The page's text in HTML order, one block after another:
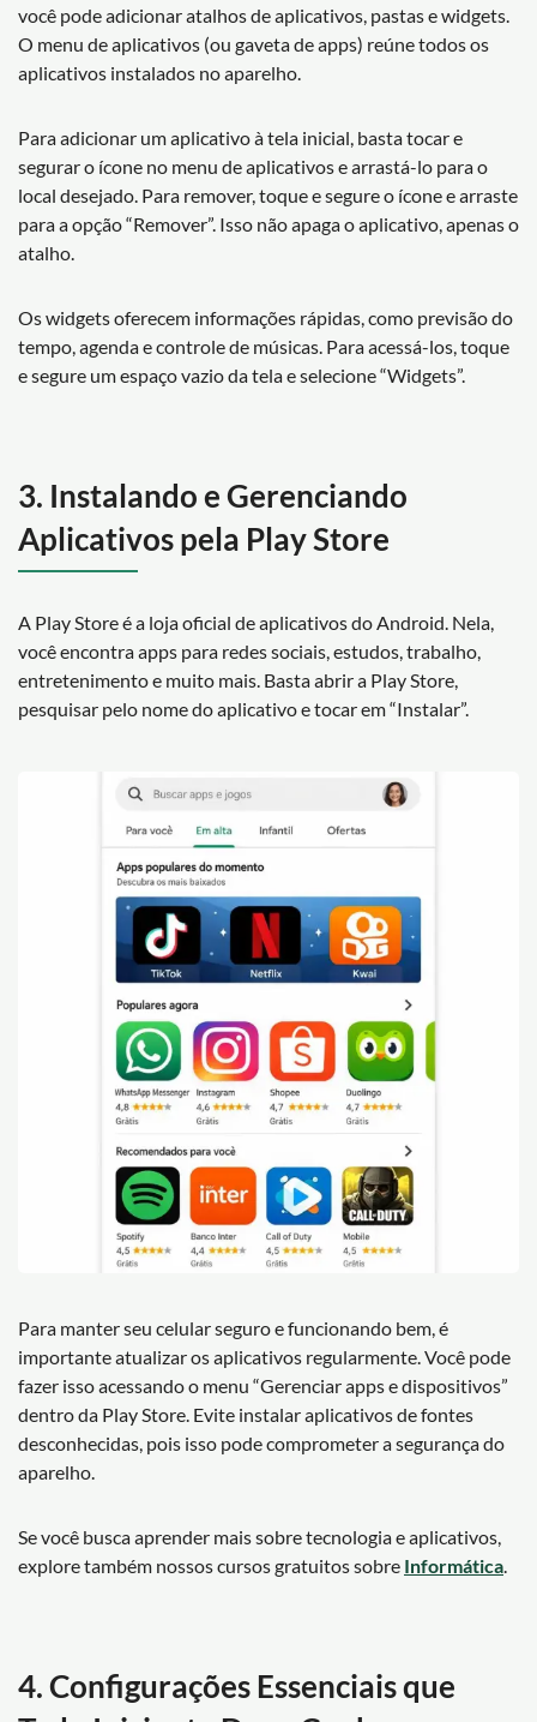
você pode adicionar atalhos de aplicativos, pastas e widgets.
O menu de aplicativos (ou gaveta de apps) reúne todos os
aplicativos instalados no aparelho.
Para adicionar um aplicativo à tela inicial, basta tocar e
segurar o ícone no menu de aplicativos e arrastá-lo para o
local desejado. Para remover, toque e segure o ícone e arraste
para a opção “Remover”. Isso não apaga o aplicativo, apenas o
atalho.
Os widgets oferecem informações rápidas, como previsão do
tempo, agenda e controle de músicas. Para acessá-los, toque
e segure um espaço vazio da tela e selecione “Widgets”.
3. Instalando e Gerenciando
Aplicativos pela Play Store
A Play Store é a loja oficial de aplicativos do Android. Nela,
você encontra apps para redes sociais, estudos, trabalho,
entretenimento e muito mais. Basta abrir a Play Store,
pesquisar pelo nome do aplicativo e tocar em “Instalar”.
Para manter seu celular seguro e funcionando bem, é
importante atualizar os aplicativos regularmente. Você pode
fazer isso acessando o menu “Gerenciar apps e dispositivos”
dentro da Play Store. Evite instalar aplicativos de fontes
desconhecidas, pois isso pode comprometer a segurança do
aparelho.
Se você busca aprender mais sobre tecnologia e aplicativos,
explore também nossos cursos gratuitos sobre Informática.
4. Configurações Essenciais que